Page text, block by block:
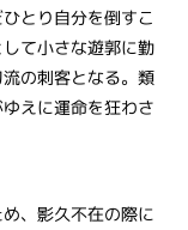
とり自分を倒すこ
て小さな遊郭に勤
の刺客となる。類
えに運命を狂わさ
、影久不在の際に